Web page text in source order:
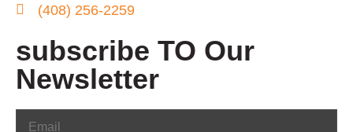
(408) 256-2259
subscribe TO Our
Newsletter